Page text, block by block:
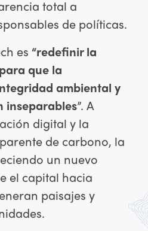
total a
de políticas.
es “redefinir la
que la
ambiental y
inseparables”. A
digital y la
de carbono, la
un nuevo
el capital hacia
paisajes y